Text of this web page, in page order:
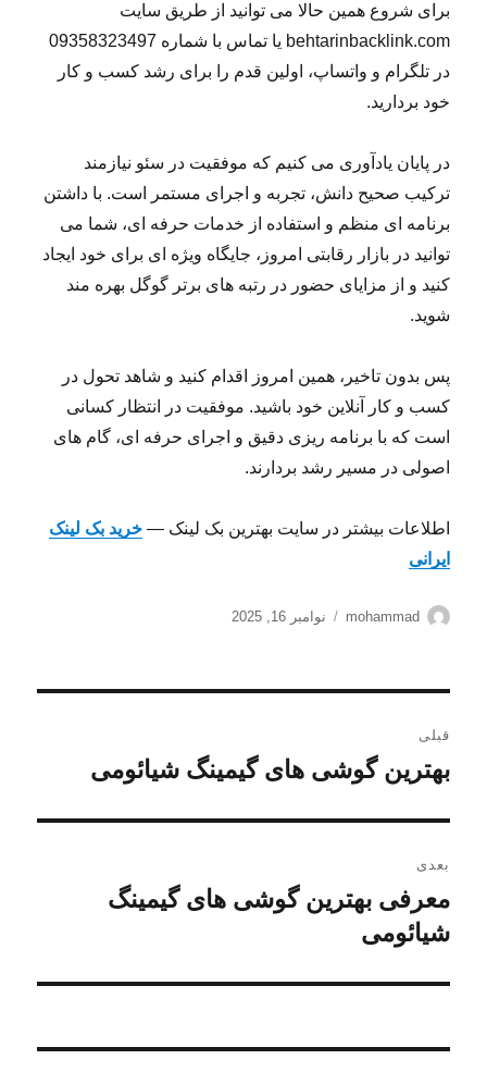
برای شروع همین حالا می توانید از طریق سایت
behtarinbacklink.com یا تماس با شماره 09358323497
در تلگرام و واتساپ، اولین قدم را برای رشد کسب و کار
خود بردارید.
در پایان یادآوری می کنیم که موفقیت در سئو نیازمند
ترکیب صحیح دانش، تجربه و اجرای مستمر است. با داشتن
برنامه ای منظم و استفاده از خدمات حرفه ای، شما می
توانید در بازار رقابتی امروز، جایگاه ویژه ای برای خود ایجاد
کنید و از مزایای حضور در رتبه های برتر گوگل بهره مند
شوید.
پس بدون تاخیر، همین امروز اقدام کنید و شاهد تحول در
کسب و کار آنلاین خود باشید. موفقیت در انتظار کسانی
است که با برنامه ریزی دقیق و اجرای حرفه ای، گام های
اصولی در مسیر رشد بردارند.
اطلاعات بیشتر در سایت بهترین بک لینک —خرید بک لینک
ایرانی
نویسنده
mohammad
ارسال
نوامبر 16, 2025
نوشته
قبلی
نوشته
بهترین گوشی های گیمینگ شیائومی
بعدی
نوشته
بعدی:
معرفی بهترین گوشی های گیمینگ
شیائومی